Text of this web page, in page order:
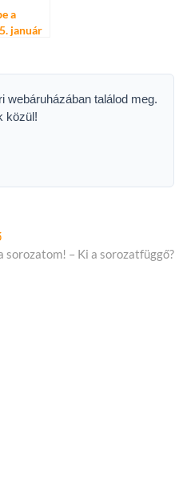
a
január
webáruházában találod meg.
közül!
Következő
cikk:
sorozatom! – Ki a sorozatfüggő?